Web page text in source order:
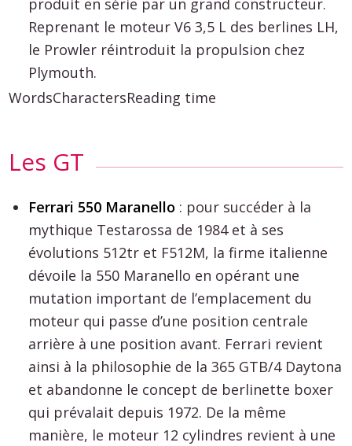
produit en série par un grand constructeur.
Reprenant le moteur V6 3,5 L des berlines LH,
le Prowler réintroduit la propulsion chez
Plymouth.
WordsCharactersReading time
Les GT
Ferrari 550 Maranello : pour succéder à la
mythique Testarossa de 1984 et à ses
évolutions 512tr et F512M, la firme italienne
dévoile la 550 Maranello en opérant une
mutation important de l’emplacement du
moteur qui passe d’une position centrale
arrière à une position avant. Ferrari revient
ainsi à la philosophie de la 365 GTB/4 Daytona
et abandonne le concept de berlinette boxer
qui prévalait depuis 1972. De la même
manière, le moteur 12 cylindres revient à une